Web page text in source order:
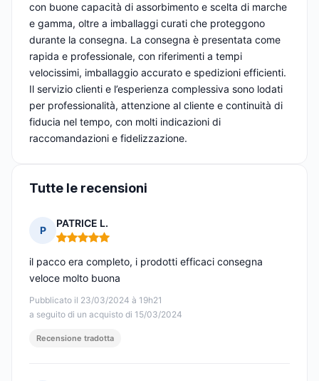
con buone capacità di assorbimento e scelta di marche
e gamma, oltre a imballaggi curati che proteggono
durante la consegna. La consegna è presentata come
rapida e professionale, con riferimenti a tempi
velocissimi, imballaggio accurato e spedizioni efficienti.
Il servizio clienti e l’esperienza complessiva sono lodati
per professionalità, attenzione al cliente e continuità di
fiducia nel tempo, con molti indicazioni di
raccomandazioni e fidelizzazione.
Tutte le recensioni
P
PATRICE L.
Nota: 5 su 5
Pubblicato il 23/03/2024 à 19h21
a seguito di un acquisto di 15/03/2024
il pacco era completo, i prodotti efficaci consegna
veloce molto buona
Recensione tradotta